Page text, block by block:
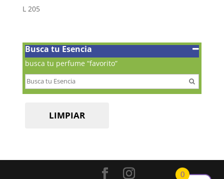
L205
Busca tu Esencia
busca tu perfume “favorito”
LIMPIAR
0